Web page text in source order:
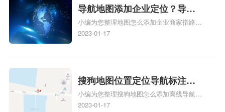
服务中心位置、抖音突然不显示定位了相关
地图标注知识，详情可查看下方正文！
导航地图添加企业定位？导航
定位企业？
小编为您整理地图怎么添加企业商家指路人
地图标注服务中心铺名称、地图怎么添加企
添加企业、地图如何添加企业相关地图标注
知识，详情可查看下方正文！
2023-01-17
搜狗地图位置定位导航标注？
搜狗地图位置定位,导航,标注？
小编为您整理搜狗地图怎么添加离线导航搜
狗地图离线导航怎么用、搜狗地图导航卫星
2023-01-17